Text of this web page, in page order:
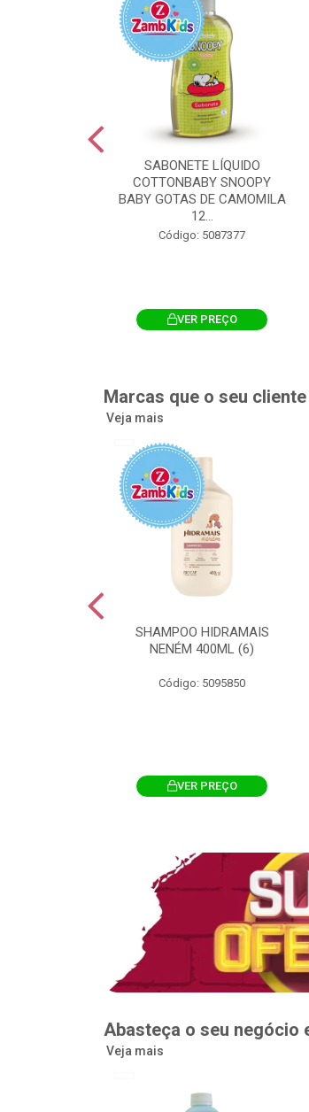
SABONETE LÍQUIDO
COTTONBABY SNOOPY
BABY GOTAS DE CAMOMILA
12...
Código: 5087377
VER PREÇO
Marcas que o seu
Veja mais
SHAMPOO HIDRAMAIS
NENÉM 400ML (6)
Código: 5095850
VER PREÇO
Abasteça o seu negócio
Veja mais